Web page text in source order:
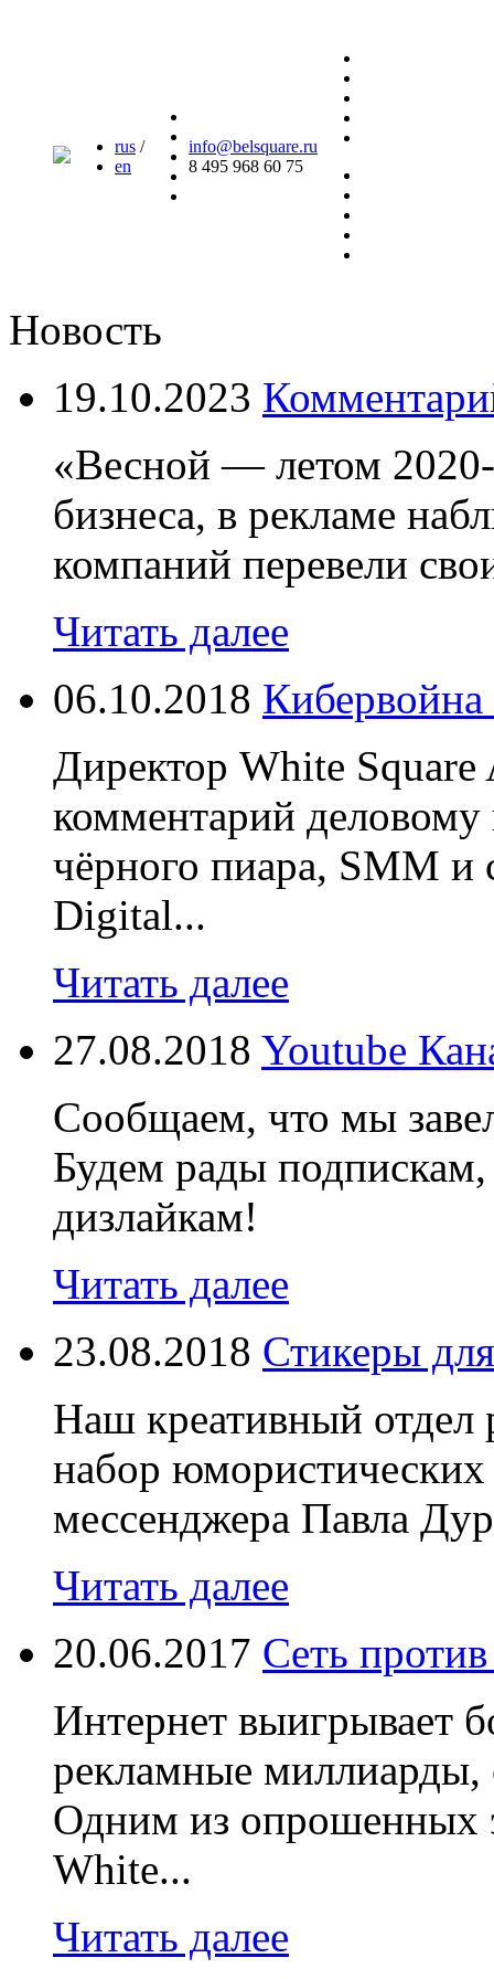
rus /
en
info@belsquare.ru
8 495 968 60 75
Новость
19.10.2023
«Весной — летом
бизнеса, в рекламе
компаний перевели
Читать далее
06.10.2018 Кибервойна
Директор White Square
комментарий
чёрного пиара, SMM и
Digital...
Читать далее
27.08.2018 Youtube
Сообщаем, что мы
Будем рады
дизлайкам!
Читать далее
23.08.2018 Стикеры
Наш креативный отдел
набор юмористических
мессенджера Павла
Читать далее
20.06.2017 Сеть
Интернет выигрывает
рекламные
Одним из опрошенных
White...
Читать далее